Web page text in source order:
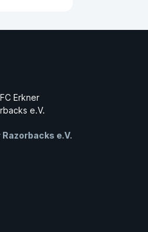
Razorbacks e.V.